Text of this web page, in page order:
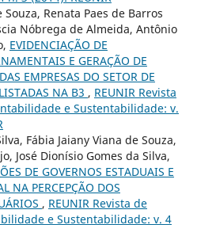
Souza, Renata Paes de Barros
Nóbrega de Almeida, Antônio
EVIDENCIAÇÃO DE
E GERAÇÃO DE
EMPRESAS DO SETOR DE
NA B3 , REUNIR Revista
e Sustentabilidade: v.
Fábia Jaiany Viana de Souza,
José Dionísio Gomes da Silva,
DE GOVERNOS ESTADUAIS E
NA PERCEPÇÃO DOS
, REUNIR Revista de
e Sustentabilidade: v. 4